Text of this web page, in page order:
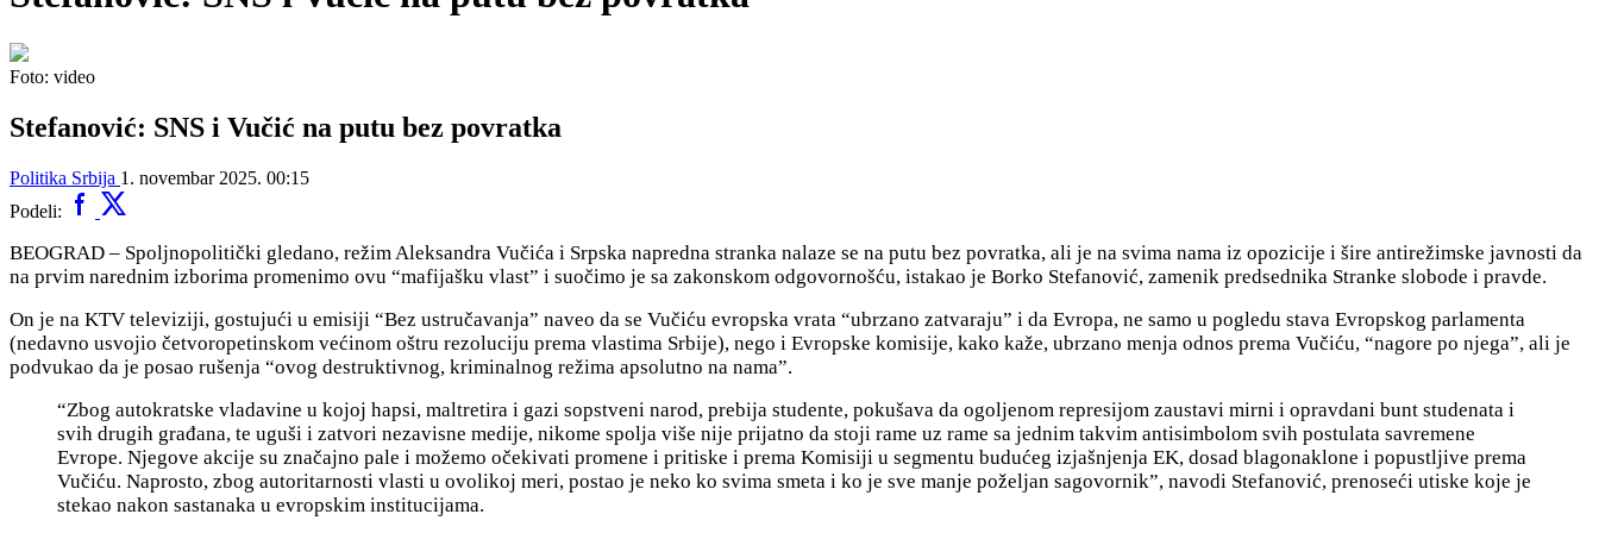
Foto: video
Stefanović: SNS i Vučić na putu bez povratka
Politika Srbija 1. novembar 2025. 00:15
Podeli:
BEOGRAD – Spoljnopolitički gledano, režim Aleksandra Vučića i Srpska napredna stranka nalaze se na putu bez povratka, ali je na svima nama iz opozicije i šire antirežimske javnosti da
na prvim narednim izborima promenimo ovu “mafijašku vlast” i suočimo je sa zakonskom odgovornošću, istakao je Borko Stefanović, zamenik predsednika Stranke slobode i pravde.
On je na KTV televiziji, gostujući u emisiji “Bez ustručavanja” naveo da se Vučiću evropska vrata “ubrzano zatvaraju” i da Evropa, ne samo u pogledu stava Evropskog parlamenta
(nedavno usvojio četvoropetinskom većinom oštru rezoluciju prema vlastima Srbije), nego i Evropske komisije, kako kaže, ubrzano menja odnos prema Vučiću, “nagore po njega”, ali je
podvukao da je posao rušenja “ovog destruktivnog, kriminalnog režima apsolutno na nama”.
“Zbog autokratske vladavine u kojoj hapsi, maltretira i gazi sopstveni narod, prebija studente, pokušava da ogoljenom represijom zaustavi mirni i opravdani bunt studenata i
svih drugih građana, te uguši i zatvori nezavisne medije, nikome spolja više nije prijatno da stoji rame uz rame sa jednim takvim antisimbolom svih postulata savremene
Evrope. Njegove akcije su značajno pale i možemo očekivati promene i pritiske i prema Komisiji u segmentu budućeg izjašnjenja EK, dosad blagonaklone i popustljive prema
Vučiću. Naprosto, zbog autoritarnosti vlasti u ovolikoj meri, postao je neko ko svima smeta i ko je sve manje poželjan sagovornik”, navodi Stefanović, prenoseći utiske koje je
stekao nakon sastanaka u evropskim institucijama.